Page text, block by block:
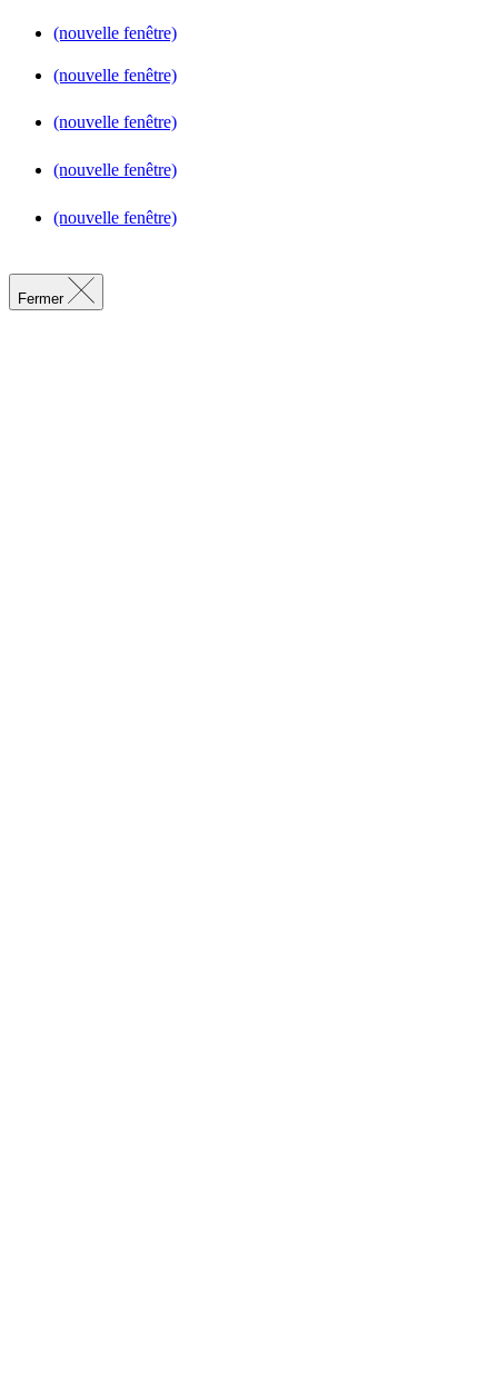
(nouvelle fenêtre)
(nouvelle fenêtre)
(nouvelle fenêtre)
(nouvelle fenêtre)
(nouvelle fenêtre)
Fermer